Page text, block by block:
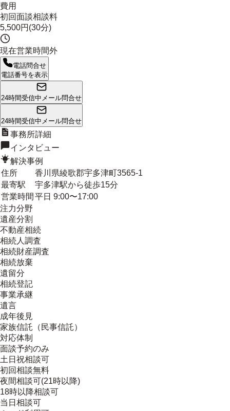
費用
初回面談相談料
5,500円(30分)
現在営業時間外
電話問合せ
電話番号を表示
24時間受信中 メール問合せ
24時間受信中 メール問合せ
事務所詳細
インタビュー
解決事例
住所
香川県綾歌郡宇多津町3565-1
最寄駅
宇多津駅から徒歩15分
営業時間 平日 9:00〜17:00
注力分野
遺産分割
不動産相続
相続人調査
相続財産調査
相続放棄
遺留分
相続登記
事業承継
遺言
成年後見
家族信託（民事信託）
対応体制
面談予約のみ
土日祝相談可
初回相談無料
夜間相談可(21時以降)
18時以降相談可
当日相談可